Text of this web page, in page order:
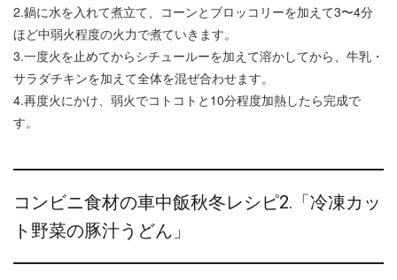
2.鍋に水を入れて煮立て、コーンとブロッコリーを加えて3〜4分
ほど中弱火程度の火力で煮ていきます。
3.一度火を止めてからシチュールーを加えて溶かしてから、牛乳・
サラダチキンを加えて全体を混ぜ合わせます。
4.再度火にかけ、弱火でコトコトと10分程度加熱したら完成で
す。
コンビニ食材の車中飯秋冬レシピ2.「冷凍カッ
ト野菜の豚汁うどん」